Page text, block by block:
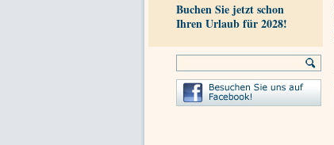
Buchen Sie jetzt schon
Ihren Urlaub für 2028!